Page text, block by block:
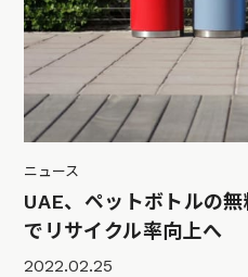
ニュース
UAE、ペットボトルの
でリサイクル率向上へ
2022.02.25